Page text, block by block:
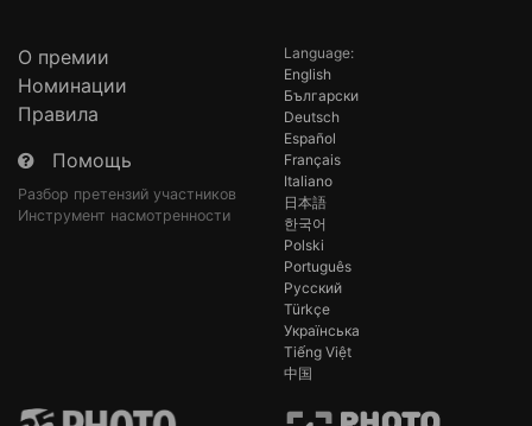
О премии
Номинации
Правила
Помощь
Разбор претензий участников
Инструмент насмотренности
Language:
English
Български
Deutsch
Español
Français
Italiano
日本語
한국어
Polski
Português
Русский
Türkçe
Українська
Tiếng Việt
中国